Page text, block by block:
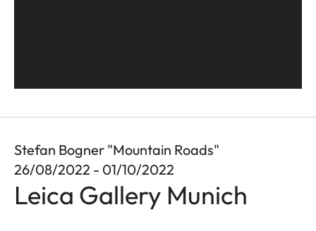
Stefan Bogner "Mountain Roads"
26/08/2022 - 01/10/2022
Leica Gallery Munich